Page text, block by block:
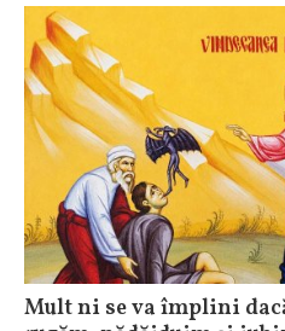
Mult ni se va împlini